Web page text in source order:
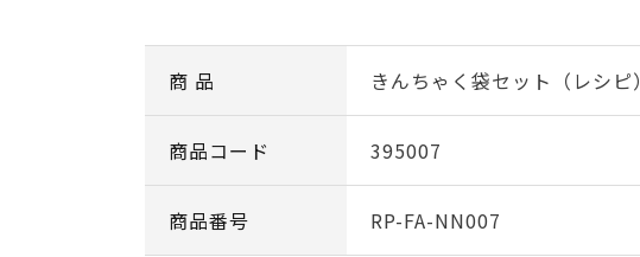
商 品 きんちゃく袋セット（レシピ）
商品コード 395007
商品番号 RP-FA-NN007